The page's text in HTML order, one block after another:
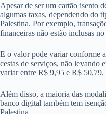
Apesar de ser um cartão isento
algumas taxas, dependendo do
Palestina. Por exemplo,
financeiras não estão inclusas no
E o valor pode variar conforme
cestas de serviços, não levando
variar entre R$ 9,95 e R$ 50,79.
Além disso, a maioria das
banco digital também tem
Palestina.